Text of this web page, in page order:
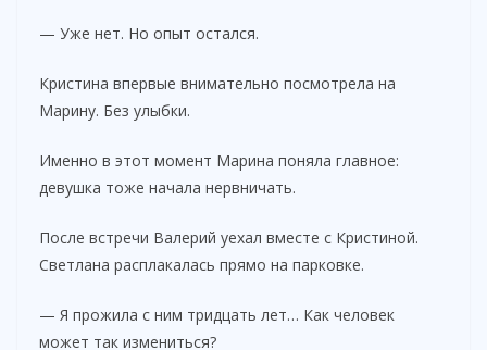
— Уже нет. Но опыт остался.
Кристина впервые внимательно посмотрела на
Марину. Без улыбки.
Именно в этот момент Марина поняла главное:
девушка тоже начала нервничать.
После встречи Валерий уехал вместе с Кристиной.
Светлана расплакалась прямо на парковке.
— Я прожила с ним тридцать лет… Как человек
может так измениться?